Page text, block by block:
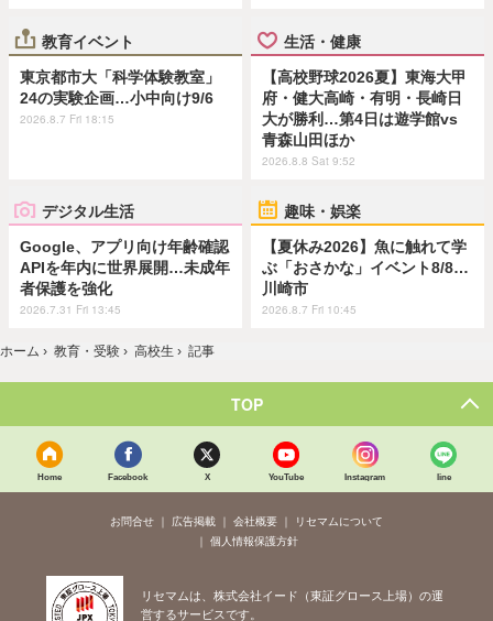
教育イベント
東京都市大「科学体験教室」
24の実験企画…小中向け9/6
2026.8.7 Fri 18:15
生活・健康
【高校野球2026夏】東海大甲
府・健大高崎・有明・長崎日
大が勝利…第4日は遊学館vs
青森山田ほか
2026.8.8 Sat 9:52
デジタル生活
Google、アプリ向け年齢確認
APIを年内に世界展開…未成年
者保護を強化
2026.7.31 Fri 13:45
趣味・娯楽
【夏休み2026】魚に触れて学
ぶ「おさかな」イベント8/8…
川崎市
2026.8.7 Fri 10:45
ホーム › 教育・受験 › 高校生 › 記事
TOP
Home Facebook X YouTube Instagram line
お問合せ 広告掲載 会社概要
リセマムについて
個人情報保護方針
リセマムは、株式会社イード（東証グロース上場）の運
営するサービスです。